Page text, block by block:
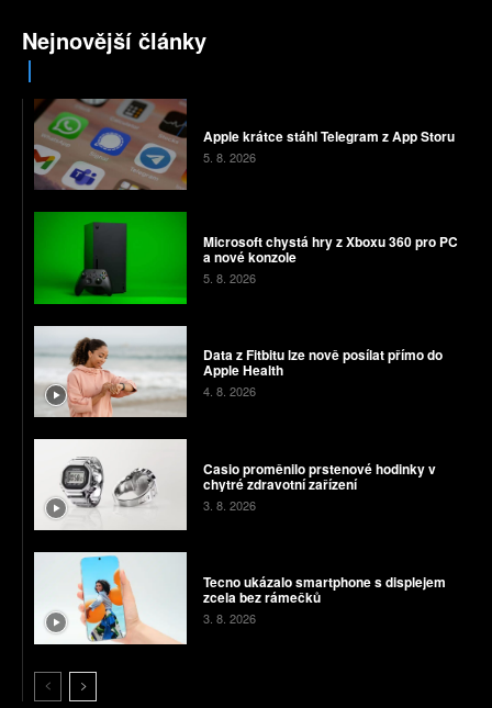
Nejnovější články
Apple krátce stáhl Telegram z App Storu
5. 8. 2026
Microsoft chystá hry z Xboxu 360 pro PC
a nové konzole
5. 8. 2026
Data z Fitbitu lze nově posílat přímo do
Apple Health
4. 8. 2026
Casio proměnilo prstenové hodinky v
chytré zdravotní zařízení
3. 8. 2026
Tecno ukázalo smartphone s displejem
zcela bez rámečků
3. 8. 2026